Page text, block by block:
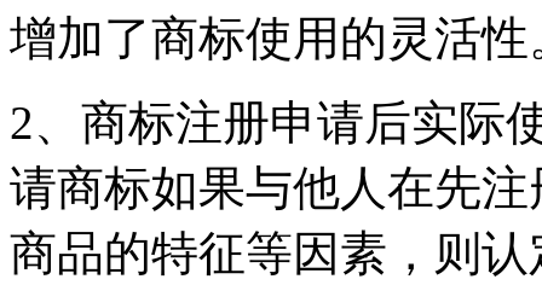
增加了商标使用的灵活性
2、商标注册申请后实际
请商标如果与他人在先
商品的特征等因素，则